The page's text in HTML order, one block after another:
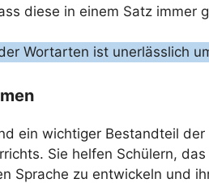
diese in einem Satz immer
Wortarten ist unerlässlich
ein wichtiger Bestandteil
Sie helfen Schülern,
Sprache zu entwickeln und